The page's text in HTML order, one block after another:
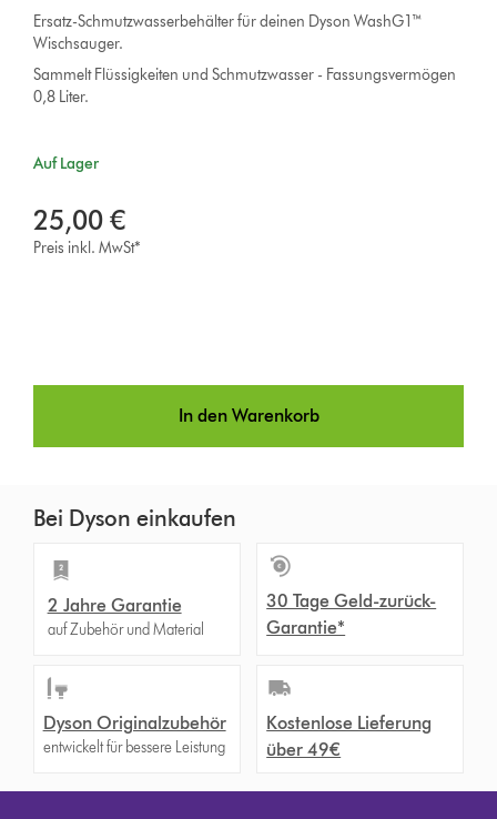
Ersatz-Schmutzwasserbehälter für deinen Dyson WashG1™
Wischsauger.
Sammelt Flüssigkeiten und Schmutzwasser - Fassungsvermögen
0,8 Liter.
Auf Lager
25,00 €
Preis inkl. MwSt*
In den Warenkorb
Bei Dyson einkaufen
2 Jahre Garantie
auf Zubehör und Material
30 Tage Geld-zurück-
Garantie*
Dyson Originalzubehör
entwickelt für bessere Leistung
Kostenlose Lieferung
über 49€